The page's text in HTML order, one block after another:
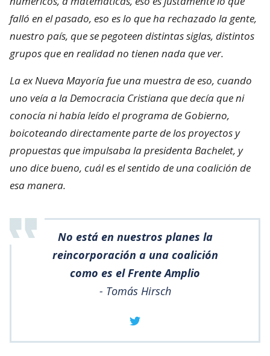
falló en el pasado, eso es lo que ha rechazado la gente,
nuestro país, que se pegoteen distintas siglas, distintos
grupos que en realidad no tienen nada que ver.
La ex Nueva Mayoría fue una muestra de eso, cuando
uno veía a la Democracia Cristiana que decía que ni
conocía ni había leído el programa de Gobierno,
boicoteando directamente parte de los proyectos y
propuestas que impulsaba la presidenta Bachelet, y
uno dice bueno, cuál es el sentido de una coalición de
esa manera.
No está en nuestros planes la
reincorporación a una coalición
como es el Frente Amplio
- Tomás Hirsch